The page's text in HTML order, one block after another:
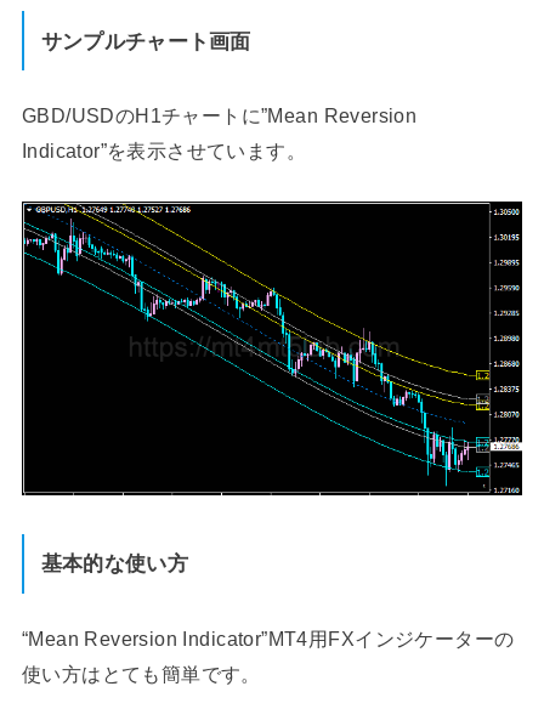
サンプルチャート画面
GBD/USDのH1チャートに”Mean Reversion
Indicator”を表示させています。
基本的な使い方
“Mean Reversion Indicator”MT4用FXインジケーターの
使い方はとても簡単です。